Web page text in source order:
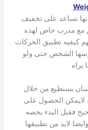
تساعد على تخفيف
مع مدرب خاص لهذه
كيفيه تطبيق الحركات
الشخص حتى ولو
يستطيع من خلال
لايمكن الحصول على
فقبل البدء بحصه
لابد من تطبيقها